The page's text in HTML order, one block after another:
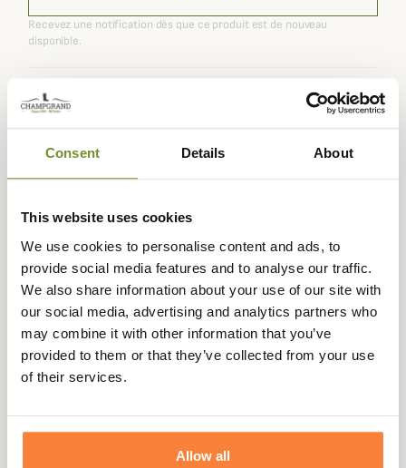
Consent Details About
This website uses cookies
We use cookies to personalise content and ads, to
provide social media features and to analyse our traffic.
We also share information about your use of our site with
our social media, advertising and analytics partners who
may combine it with other information that you’ve
provided to them or that they’ve collected from your use
of their services.
Allow all
Recevez une notification dès que ce produit est de nouveau
disponible.
la journée
retour sous
sécurisé
3 fois dès 100
Description
La marque IrlandaiseDubarryvous propose les boots
Waterford pour femme très élégantes que vous pourrez
porter au quotidien pour un style décontracté chic.
ce qui leur permet d'être 100% imperméable et respirant,
vous avez donc la garantie d'être au sec tous les jours lors
de vos sorties quotidiennes.